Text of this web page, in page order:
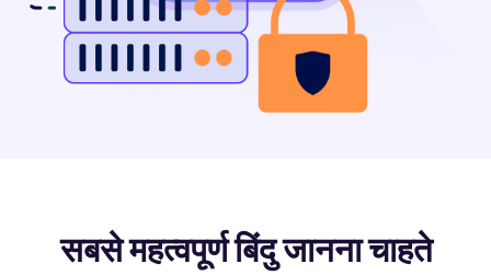
सबसे महत्वपूर्ण बिंदु जानना चाहते